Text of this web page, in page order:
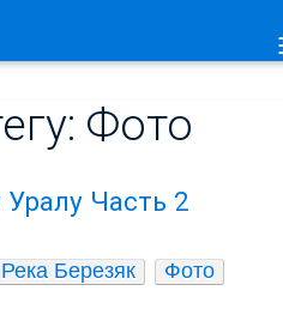
Фото
Часть 2
Река Березяк
Фото